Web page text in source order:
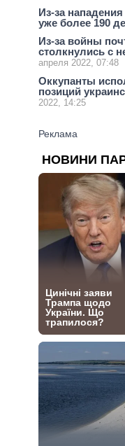
Из-за
уже более 190
Из-за войны
столкнулись с
апреля 2022, 07:48
Оккупанты
позиций
2022, 14:25